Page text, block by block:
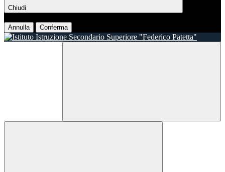
Chiudi
Annulla Conferma